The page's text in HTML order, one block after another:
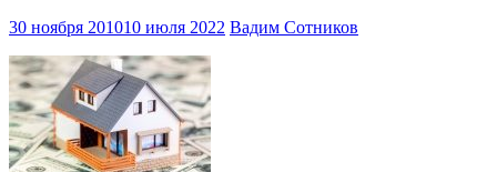
30 ноября 201010 июля 2022 Вадим Сотников